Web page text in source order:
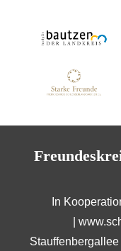
In